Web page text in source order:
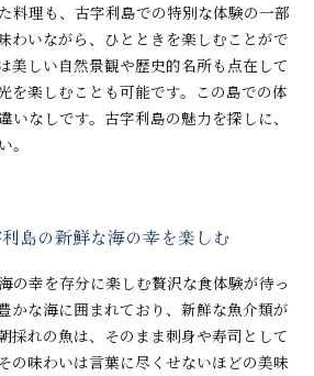
料理も、古字利島での特別な体験の一部
わいながら、ひとときを楽しむことがで
美しい自然景観や歴史的名所も点在して
を楽しむことも可能です。この島での体
いなしです。古字利島の魅力を探しに、
。
島の新鮮な海の幸を楽しむ
の幸を存分に楽しむ贅沢な食体験が待っ
かな海に囲まれており、新鮮な魚介類が
採れの魚は、そのまま刺身や寿司として
の味わいは言葉に尽くせないほどの美味